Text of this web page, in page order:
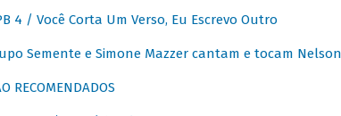
4 / Você Corta Um Verso, Eu Escrevo Outro
Semente e Simone Mazzer cantam e tocam
RECOMENDADOS